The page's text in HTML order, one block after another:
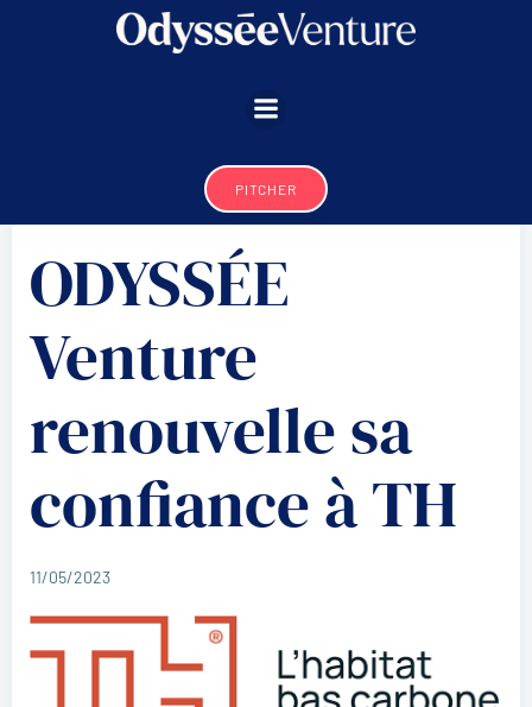
Aller
au
PITCHER
ODYSSÉE
Venture
renouvelle sa
confiance à TH
11/05/2023